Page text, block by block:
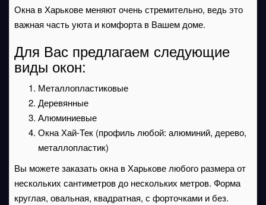
Окна в Харькове меняют очень стремительно, ведь это
важная часть уюта и комфорта в Вашем доме.
Для Вас предлагаем следующие
виды окон:
Металлопластиковые
Деревянные
Алюминиевые
Окна Хай-Тек (профиль любой: алюминий, дерево,
металлопластик)
Вы можете заказать окна в Харькове любого размера от
нескольких сантиметров до нескольких метров. Форма
круглая, овальная, квадратная, с форточками и без.